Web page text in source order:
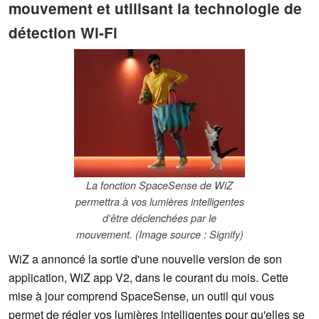
mouvement et utilisant la technologie de
détection Wi-Fi
La fonction SpaceSense de WiZ
permettra à vos lumières intelligentes
d'être déclenchées par le
mouvement. (Image source : Signify)
WiZ a annoncé la sortie d'une nouvelle version de son
application, WiZ app V2, dans le courant du mois. Cette
mise à jour comprend SpaceSense, un outil qui vous
permet de régler vos lumières intelligentes pour qu'elles se